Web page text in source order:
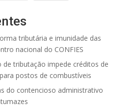
tributária e imunidade das
nacional do CONFIES
de tributação impede créditos de
postos de combustíveis
do contencioso administrativo